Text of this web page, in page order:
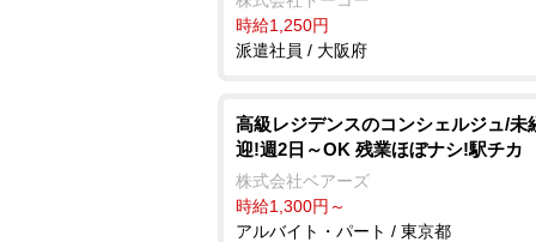
時給1,250円
派遣社員 / 大阪府
高級レジデンスのコンシェルジュ/未
迎!週2日～OK 残業ほぼナシ!駅チカ
株式会社ベアーズ
時給1,300円～
アルバイト・パート / 東京都